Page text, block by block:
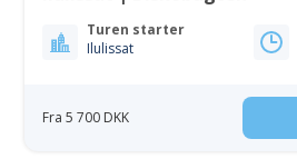
Turen starter
Ilulissat
Fra 5 700 DKK